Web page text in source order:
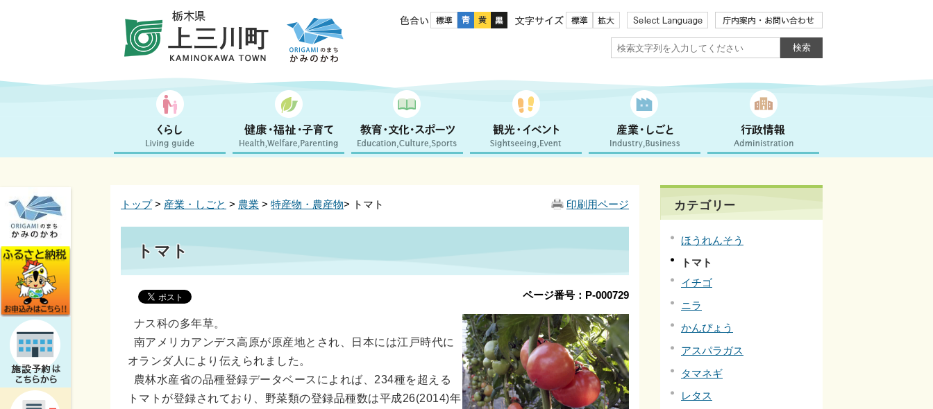
色合い 文字サイズ
印刷用ページ
トップ> 産業・しごと > 農業 > 特産物・農産物> トマト
トマト
ページ番号：P-000729
ナス科の多年草。
南アメリカアンデス高原が原産地とされ、日本には江戸時代に
オランダ人により伝えられました。
農林水産省の品種登録データベースによれば、234種を超える
トマトが登録されており、野菜類の登録品種数は平成26(2014)年
カテゴリー
ほうれんそう
トマト
イチゴ
ニラ
かんぴょう
アスパラガス
タマネギ
レタス